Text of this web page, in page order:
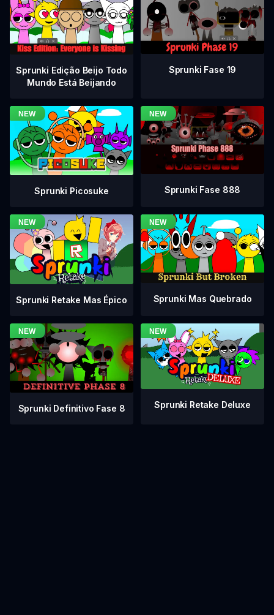
Sprunki Edição Beijo Todo
Mundo Está Beijando
Sprunki Fase 19
Sprunki Picosuke Sprunki Fase 888
Sprunki Retake Mas Épico Sprunki Mas Quebrado
Sprunki Definitivo Fase 8 Sprunki Retake Deluxe